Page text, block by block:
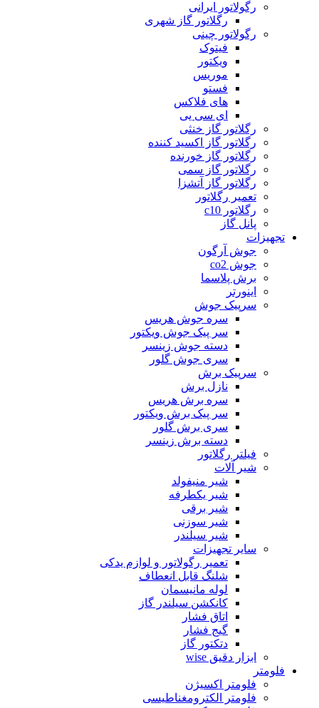
رگولاتور ایرانی
رگلاتور گاز شهری
رگولاتور چینی
فیتوک
ویکتور
موریس
فستو
های فلاکس
ای سی یی
رگلاتور گاز خنثی
رگلاتور گاز اکسید کننده
رگلاتور گاز خورنده
رگلاتور گاز سمی
رگلاتور گاز آتشزا
تعمیر رگلاتور
رگلاتور c10
پانل گاز
تجهیزات
جوش آرگون
جوش co2
برش پلاسما
اینورتر
سرپیک جوش
سره جوش هریس
سر پیک جوش ویکتور
دسته جوش زینسر
سری جوش گلور
سرپیک برش
نازل برش
سره برش هریس
سر پیک برش ویکتور
سری برش گلور
دسته برش زینسر
فیلتر رگلاتور
شیر آلات
شیر منیفولد
شیر یکطرفه
شیر برقی
شیر سوزنی
شیر سیلندر
سایر تجهیزات
تعمیر رگولاتور و لوازم یدکی
شلنگ قابل انعطاف
لوله مانیسمان
کانکشن سیلندر گاز
اتاق فشار
گیج فشار
دتکتور گاز
ابزار دقیق wise
فلومتر
فلومتر اکسیژن
فلومتر الکترومغناطیسی